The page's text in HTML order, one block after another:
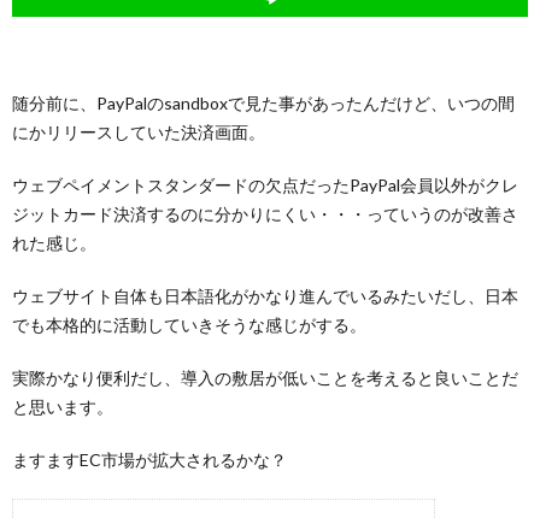
随分前に、PayPalのsandboxで見た事があったんだけど、いつの間
にかリリースしていた決済画面。
ウェブペイメントスタンダードの欠点だったPayPal会員以外がクレ
ジットカード決済するのに分かりにくい・・・っていうのが改善さ
れた感じ。
ウェブサイト自体も日本語化がかなり進んでいるみたいだし、日本
でも本格的に活動していきそうな感じがする。
実際かなり便利だし、導入の敷居が低いことを考えると良いことだ
と思います。
ますますEC市場が拡大されるかな？